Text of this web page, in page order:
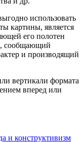
использовать
картины, является
его полотен
сообщающий
и производящий
вертикали формата
вперед или